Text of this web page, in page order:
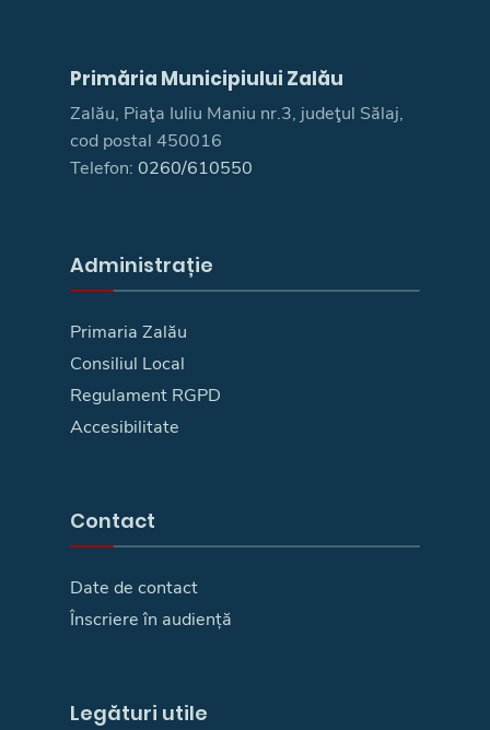
Primăria Municipiului Zalău
Zalău, Piaţa Iuliu Maniu nr.3, judeţul Sălaj,
cod postal 450016
Telefon: 0260/610550
Administrație
Primaria Zalău
Consiliul Local
Regulament RGPD
Accesibilitate
Contact
Date de contact
Înscriere în audiență
Legături utile